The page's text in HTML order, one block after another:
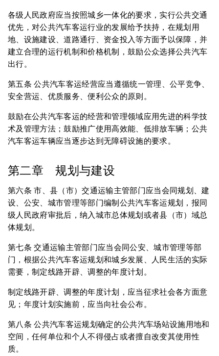
各级人民政府应当按照城乡一体化的要求，实行公共交通
优先，对公共汽车客运行业的发展给予扶持，在规划用
地、设施建设、道路通行、资金投入等方面予以保障，并
建立合理的运行机制和价格机制，鼓励公众选择公共汽车
出行。
第五条 公共汽车客运经营应当遵循统一管理、公平竞争、
安全营运、优质服务、便利公众的原则。
鼓励在公共汽车客运的经营和管理领域应用先进的科学技
术及管理方法；鼓励推广使用高效能、低排放车辆；公共
汽车客运车辆应当逐步达到无障碍设施的要求。
第二章 规划与建设
第六条 市、县（市）交通运输主管部门应当会同规划、建
设、公安、城市管理等部门编制公共汽车客运规划，报同
级人民政府审批后，纳入城市总体规划或者县（市）域总
体规划。
第七条 交通运输主管部门应当会同公安、城市管理等部
门，根据公共汽车客运规划和城乡发展、人民生活的实际
需要，制定线路开辟、调整的年度计划。
制定线路开辟、调整的年度计划，应当征求社会各方面意
见；年度计划实施前，应当向社会公布。
第八条 公共汽车客运规划确定的公共汽车场站设施用地和
空间，任何单位和个人不得侵占或者擅自改变其使用性
质。